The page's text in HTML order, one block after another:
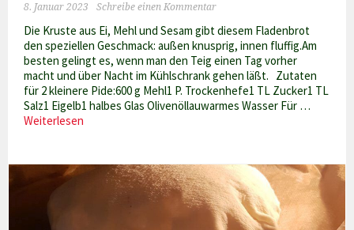
8. Januar 2023 Schreibe einen Kommentar
Die Kruste aus Ei, Mehl und Sesam gibt diesem Fladenbrot
den speziellen Geschmack: außen knusprig, innen fluffig.Am
besten gelingt es, wenn man den Teig einen Tag vorher
macht und über Nacht im Kühlschrank gehen läßt. Zutaten
für 2 kleinere Pide:600 g Mehl1 P. Trockenhefe1 TL Zucker1 TL
Salz1 Eigelb1 halbes Glas Olivenöllauwarmes Wasser Für …
Weiterlesen
-